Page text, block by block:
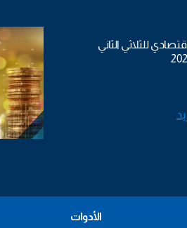
للثلاثي الثاني
الأدوات